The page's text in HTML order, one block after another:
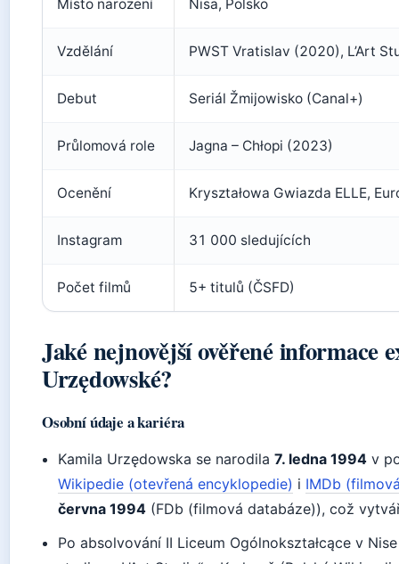
Místo narození Nisa, Polsko
Vzdělání PWST Vratislav (2020), L’Art
Debut Seriál Žmijowisko (Canal+)
Průlomová role Jagna – Chłopi (2023)
Ocenění Kryształowa Gwiazda ELLE,
Instagram 31 000 sledujících
Počet filmů 5+ titulů (ČSFD)
Jaké nejnovější ověřené informace
Urzędowské?
Osobní údaje a kariéra
Kamila Urzędowska se narodila7. ledna 1994 v
Wikipedie (otevřená encyklopedie) i IMDb
června 1994 (FDb (filmová databáze)), což
Po absolvování II Liceum Ogólnokształcące v